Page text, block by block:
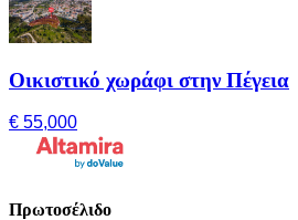
Οικιστικό χωράφι στην Πέγεια
€ 55,000
Πρωτοσέλιδο